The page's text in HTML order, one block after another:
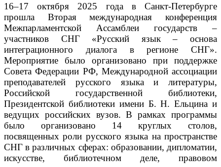
16–17 октября 2025 года в Санкт-Петербурге
прошла Вторая международная конференция
Межпарламентской Ассамблеи государств –
участников СНГ «Русский язык – основа
интеграционного диалога в регионе СНГ».
Мероприятие было организовано при поддержке
Совета Федерации РФ, Международной ассоциации
преподавателей русского языка и литературы,
Российской государственной библиотеки,
Президентской библиотеки имени Б. Н. Ельцина и
ведущих российских вузов. В рамках программы
было организовано 14 круглых столов,
посвященных роли русского языка на пространстве
СНГ в различных сферах: образовании, дипломатии,
искусстве, библиотечном деле, правовом